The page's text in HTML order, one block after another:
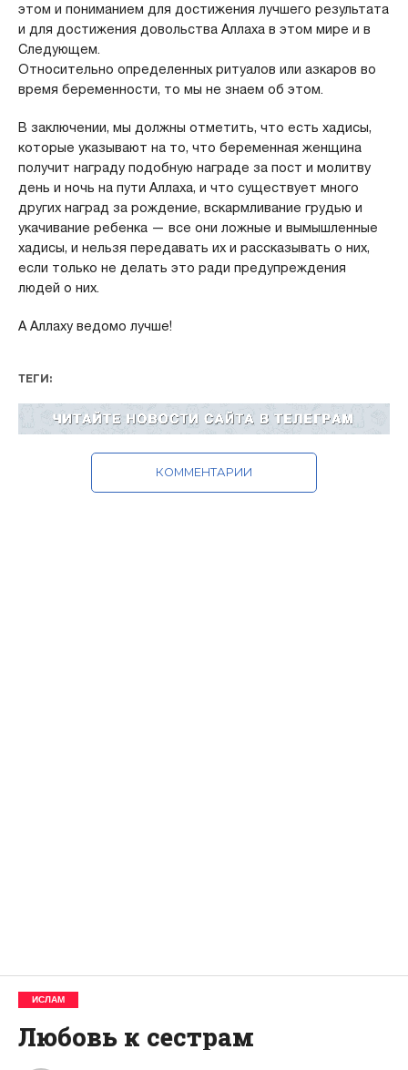
этом и пониманием для достижения лучшего результата
и для достижения довольства Аллаха в этом мире и в
Следующем.
Относительно определенных ритуалов или азкаров во
время беременности, то мы не знаем об этом.
В заключении, мы должны отметить, что есть хадисы,
которые указывают на то, что беременная женщина
получит награду подобную награде за пост и молитву
день и ночь на пути Аллаха, и что существует много
других наград за рождение, вскармливание грудью и
укачивание ребенка — все они ложные и вымышленные
хадисы, и нельзя передавать их и рассказывать о них,
если только не делать это ради предупреждения
людей о них.
А Аллаху ведомо лучше!
ТЕГИ:
КОММЕНТАРИИ
ИСЛАМ
Любовь к сестрам